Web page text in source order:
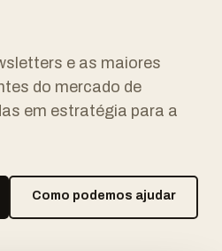
e as maiores
do mercado de
em estratégia para a
Como podemos ajudar